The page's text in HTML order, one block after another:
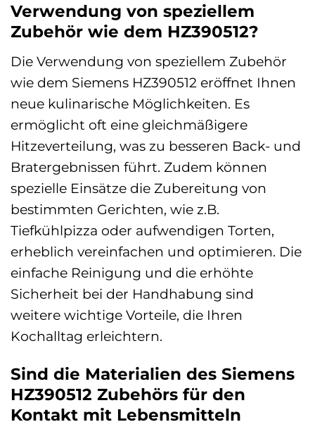
Verwendung von speziellem
Zubehör wie dem HZ390512?
Die Verwendung von speziellem Zubehör
wie dem Siemens HZ390512 eröffnet Ihnen
neue kulinarische Möglichkeiten. Es
ermöglicht oft eine gleichmäßigere
Hitzeverteilung, was zu besseren Back- und
Bratergebnissen führt. Zudem können
spezielle Einsätze die Zubereitung von
bestimmten Gerichten, wie z.B.
Tiefkühlpizza oder aufwendigen Torten,
erheblich vereinfachen und optimieren. Die
einfache Reinigung und die erhöhte
Sicherheit bei der Handhabung sind
weitere wichtige Vorteile, die Ihren
Kochalltag erleichtern.
Sind die Materialien des Siemens
HZ390512 Zubehörs für den
Kontakt mit Lebensmitteln